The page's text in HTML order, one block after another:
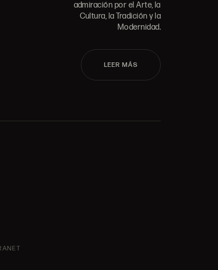
admiración por el Arte, la
Cultura, la Tradición y la
Modernidad.
LEER MÁS